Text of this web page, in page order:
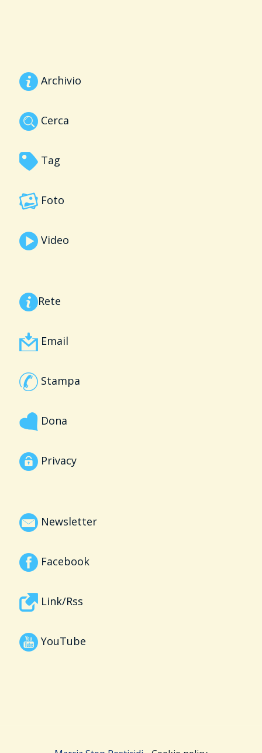
Archivio
Cerca
Tag
Foto
Video
Rete
Email
Stampa
Dona
Privacy
Newsletter
Facebook
Link/Rss
YouTube